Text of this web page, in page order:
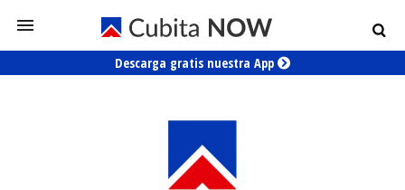
Descarga gratis nuestra App